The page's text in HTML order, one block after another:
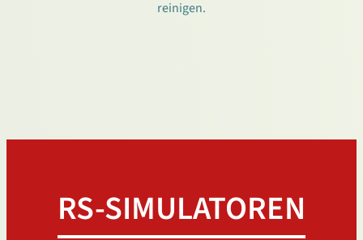
reinigen.
RS-SIMULATOREN